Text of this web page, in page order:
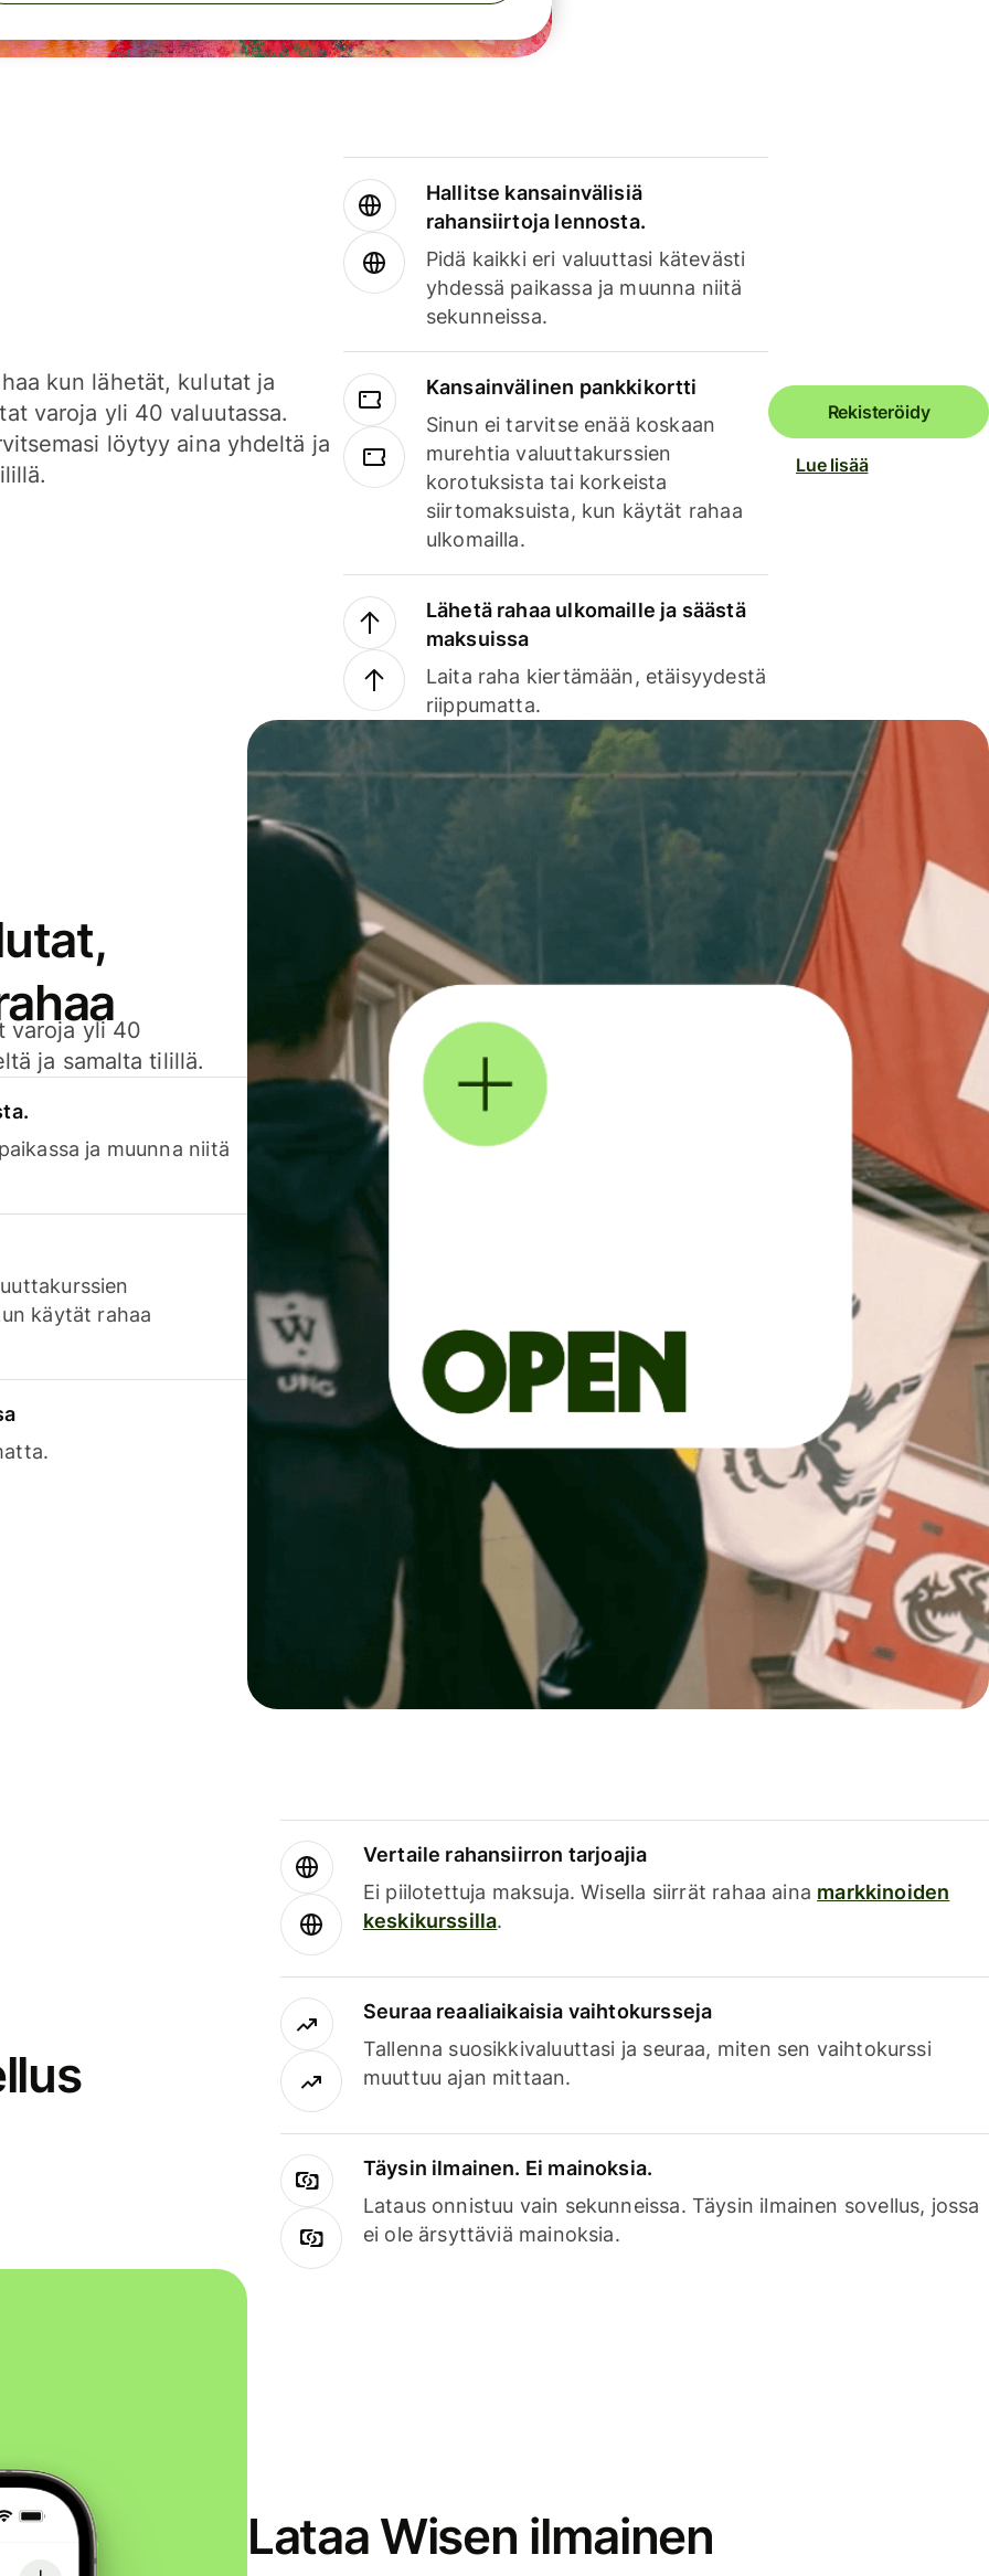
kun lähetät, kulutat ja
varoja yli 40 valuutassa.
löytyy aina yhdeltä ja
Hallitse kansainvälisiä
rahansiirtoja lennosta.
Pidä kaikki eri valuuttasi kätevästi
yhdessä paikassa ja muunna niitä
sekunneissa.
Kansainvälinen pankkikortti
Sinun ei tarvitse enää koskaan
murehtia valuuttakurssien
korotuksista tai korkeista
siirtomaksuista, kun käytät rahaa
ulkomailla.
Lähetä rahaa ulkomaille ja säästä
maksuissa
Laita raha kiertämään, etäisyydestä
riippumatta.
Rekisteröidy
Lue lisää
varoja yli 40
ja samalta tilillä.
ja muunna niitä
käytät rahaa
Vertaile rahansiirron tarjoajia
Ei piilotettuja maksuja. Wisella siirrät rahaa aina markkinoiden
keskikurssilla.
Seuraa reaaliaikaisia vaihtokursseja
Tallenna suosikkivaluuttasi ja seuraa, miten sen vaihtokurssi
muuttuu ajan mittaan.
Täysin ilmainen. Ei mainoksia.
Lataus onnistuu vain sekunneissa. Täysin ilmainen sovellus, jossa
ei ole ärsyttäviä mainoksia.
Lataa Wisen ilmainen